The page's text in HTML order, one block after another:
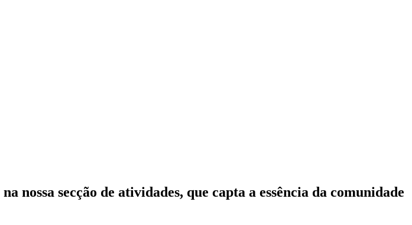
na nossa secção de atividades, que capta a essência da comunidade